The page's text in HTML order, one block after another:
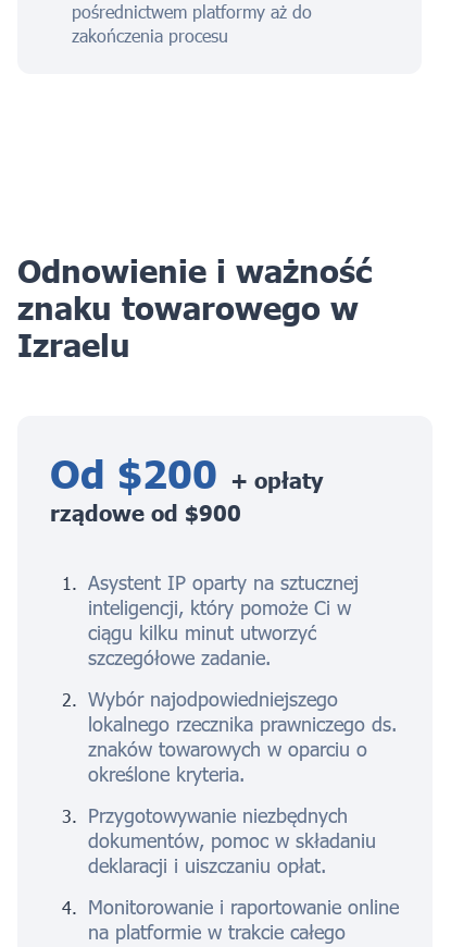
pośrednictwem platformy aż do
zakończenia procesu
Odnowienie i ważność
znaku towarowego w
Izraelu
Od $200 + opłaty
rządowe od $900
Asystent IP oparty na sztucznej
inteligencji, który pomoże Ci w
ciągu kilku minut utworzyć
szczegółowe zadanie.
Wybór najodpowiedniejszego
lokalnego rzecznika prawniczego ds.
znaków towarowych w oparciu o
określone kryteria.
Przygotowywanie niezbędnych
dokumentów, pomoc w składaniu
deklaracji i uiszczaniu opłat.
Monitorowanie i raportowanie online
na platformie w trakcie całego